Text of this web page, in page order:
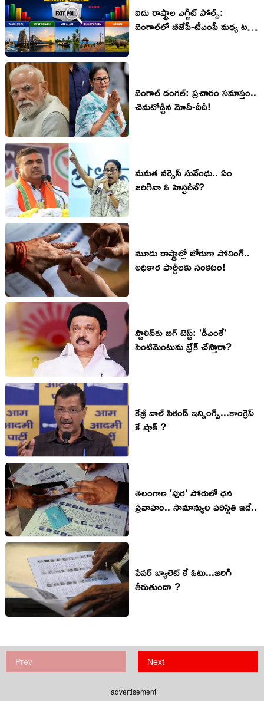
ఐదు రాష్ట్రాల ఎగ్జిట్ పోల్స్‌:
బెంగాల్‌లో బీజేపీ-టీఎంసీ మధ్య టఫ్
బెంగాల్ దంగ‌ల్‌: ప్ర‌చారం స‌మాప్తం..
చెమ‌టోడ్చిన మోదీ-దీదీ!
మమత వర్సెస్ సువేంధు.. ఏం
జరిగినా ఓ హిస్టరీనే?
మూడు రాష్ట్రాల్లో జోరుగా పోలింగ్‌..
అధికార పార్టీల‌కు సంక‌టం!
స్టాలిన్‌కు బిగ్ టెస్ట్‌: 'డీఎంకే'
సెంటిమెంటును బ్రేక్ చేస్తారా?
కేజ్రీ వాల్ సెకండ్ ఇన్నింగ్స్...కాంగ్రెస్
కే షాక్ ?
తెలంగాణ 'పుర' పోరులో ధన
ప్రవాహం.. సామాన్యుల పరిస్థితి ఇదే..
పేపర్ బ్యాలెట్ కే ఓటు...జరిగి
తీరుతుందా ?
Prev Next
advertisement